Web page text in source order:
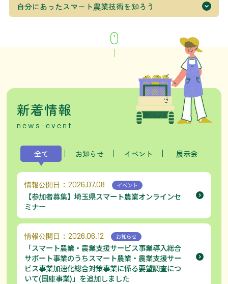
自分にあったスマート農業技術を知ろう
新着情報
news-event
全て お知らせ イベント 展示会
情報公開日 ：2026.07.08 イベント
【参加者募集】埼玉県スマート農業オンラインセ
ミナー
情報公開日 ：2026.06.12 お知らせ
「スマート農業・農業支援サービス事業導入総合
サポート事業のうちスマート農業・農業支援サー
ビス事業加速化総合対策事業に係る要望調査につ
いて(国庫事業)」を追加しました